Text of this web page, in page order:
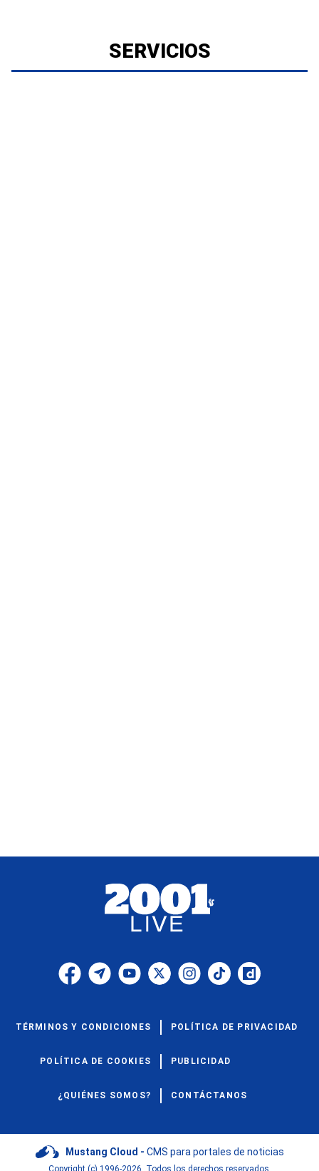
SERVICIOS
TÉRMINOS Y CONDICIONES POLÍTICA DE PRIVACIDAD
POLÍTICA DE COOKIES PUBLICIDAD
¿QUIÉNES SOMOS? CONTÁCTANOS
Mustang Cloud - CMS para portales de noticias
Copyright (c) 1996-2026. Todos los derechos reservados.